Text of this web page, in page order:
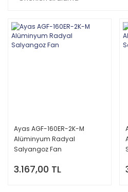
Ayas AGF-160ER-2K-M
Alüminyum Radyal
Salyangoz Fan
3.167,00 TL